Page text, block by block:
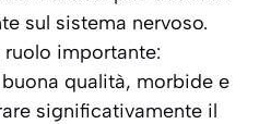
sul sistema nervoso.
importante:
qualità, morbide e
significativamente il